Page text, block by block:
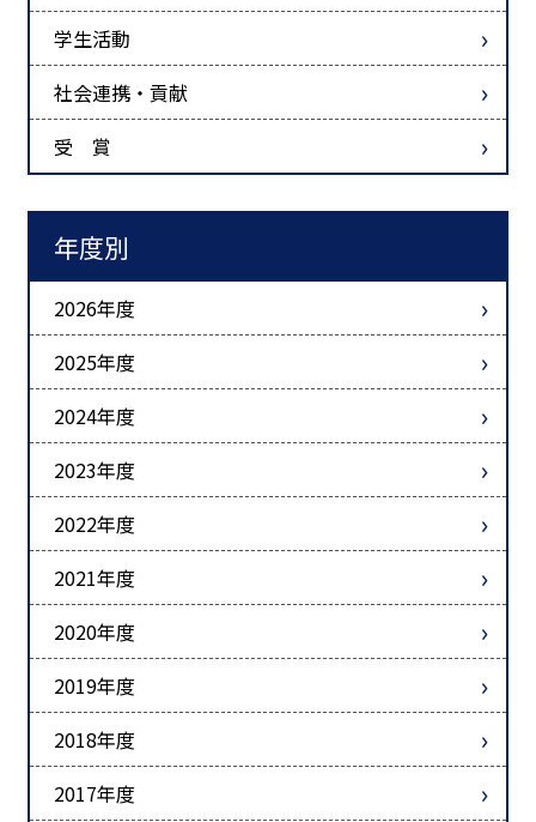
学生活動
社会連携・貢献
受 賞
年度別
2026年度
2025年度
2024年度
2023年度
2022年度
2021年度
2020年度
2019年度
2018年度
2017年度